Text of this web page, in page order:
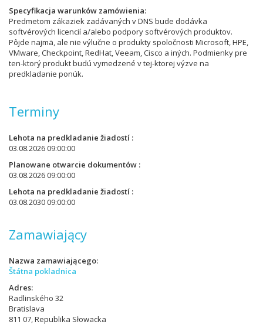
Specyfikacja warunków zamówienia
Predmetom zákaziek zadávaných v DNS bude dodávka
softvérových licencií a/alebo podpory softvérových produktov.
Pôjde najmä, ale nie výlučne o produkty spoločnosti Microsoft, HPE,
VMware, Checkpoint, RedHat, Veeam, Cisco a iných. Podmienky pre
ten-ktorý produkt budú vymedzené v tej-ktorej výzve na
predkladanie ponúk.
Terminy
Lehota na predkladanie žiadostí
03.08.2026 09:00:00
Planowane otwarcie dokumentów
03.08.2026 09:00:00
Lehota na predkladanie žiadostí
03.08.2030 09:00:00
Zamawiający
Nazwa zamawiającego
Štátna pokladnica
Adres
Radlinského 32
Bratislava
811 07, Republika Słowacka